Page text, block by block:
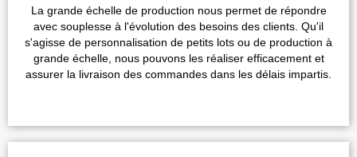
La grande échelle de production nous permet de répondre
avec souplesse à l'évolution des besoins des clients. Qu'il
s'agisse de personnalisation de petits lots ou de production à
grande échelle, nous pouvons les réaliser efficacement et
assurer la livraison des commandes dans les délais impartis.